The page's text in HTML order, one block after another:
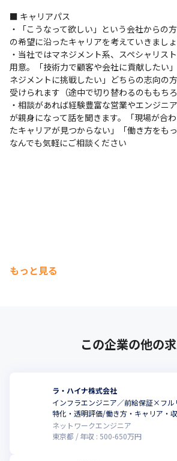
考え方を尊重し応援するスタイルであ
を尊重する文化が根づいており、本音
環境です
・当社は代表含めて短期的な成果より
＝長期的な成果”を重視しており、安
えています
・本人の希望やキャリア以外に、現場
の“相性”まで確認しアサインし、自
き、日頃の面談で一緒にキャリアプラ
・経験の浅いエンジニアも安心して成
と遠慮せず、アイデアを発信できる風
■ キャリアパス
・「こうなって欲しい」という会社からの
の希望に沿ったキャリアを考えていきまし
・当社ではマネジメント系、スペシャリス
用意。「技術力で顧客や会社に貢献したい
ネジメントに挑戦したい」どちらの志向の
受けられます（途中で切り替わるのももち
・相談があれば経験豊富な営業やエンジニ
が親身になって話を聞きます。「現場が合
たキャリアが見つからない」「働き方をも
なんでも気軽にご相談ください
もっと見る
この企業の他の
ラ・ハイナ株式会社
インフラエンジニア／前給保証×フル
特化・透明評価/働き方・キャリア・
ネットワークエンジニア
東京都
年収 :500-650万円